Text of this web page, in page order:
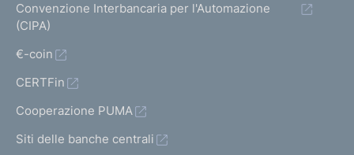
Convenzione Interbancaria per l'Automazione
(CIPA)
€-coin
CERTFin
Cooperazione PUMA
Siti delle banche centrali